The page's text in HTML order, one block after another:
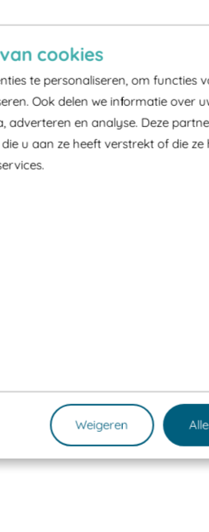
cookies
te personaliseren, om functies
Ook delen we informatie over
adverteren en analyse. Deze
u aan ze heeft verstrekt of die ze
Weigeren